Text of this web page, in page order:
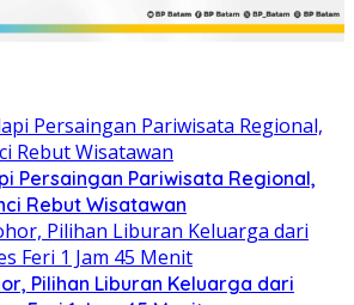
Persaingan Pariwisata Regional,
Rebut Wisatawan
Pilihan Liburan Keluarga dari